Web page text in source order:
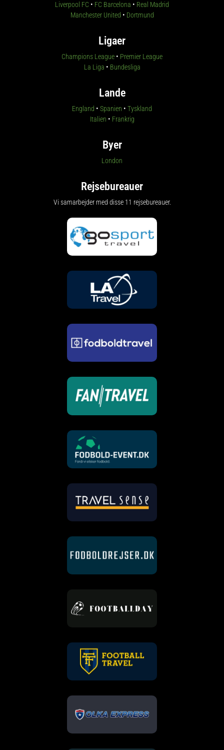
Liverpool FC • FC Barcelona • Real Madrid
Manchester United • Dortmund
Ligaer
Champions League • Premier League
La Liga • Bundesliga
Lande
England • Spanien • Tyskland
Italien • Frankrig
Byer
London
Rejsebureauer
Vi samarbejder med disse 11 rejsebureauer.